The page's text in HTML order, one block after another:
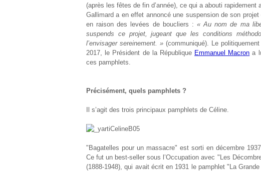
(après les fêtes de fin d’année), ce qui a abouti rapidement
Gallimard a en effet annoncé une suspension de son
en raison des levées de boucliers : « Au nom de ma
suspends ce projet, jugeant que les conditions
l’envisager sereinement. » (communiqué). Le
2017, le Président de la République Emmanuel Macron a
ces pamphlets.
Précisément, quels pamphlets ?
Il s’agit des trois principaux pamphlets de Céline.
"Bagatelles pour un massacre" est sorti en décembre
Ce fut un best-seller sous l’Occupation avec "Les
(1888-1948), qui avait écrit en 1931 le pamphlet "La